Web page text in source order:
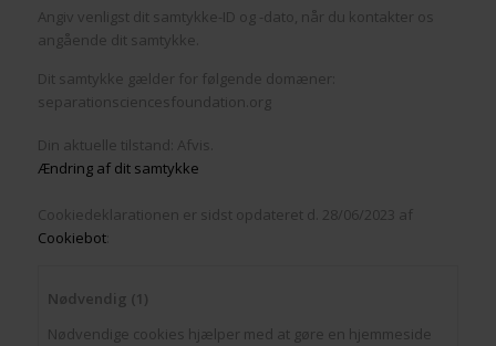
Angiv venligst dit samtykke-ID og -dato, når du kontakter os
angående dit samtykke.
Dit samtykke gælder for følgende domæner:
separationsciencesfoundation.org
Din aktuelle tilstand: Afvis.
Ændring af dit samtykke
Cookiedeklarationen er sidst opdateret d. 28/06/2023 af
Cookiebot:
Nødvendig (1)
Nødvendige cookies hjælper med at gøre en hjemmeside